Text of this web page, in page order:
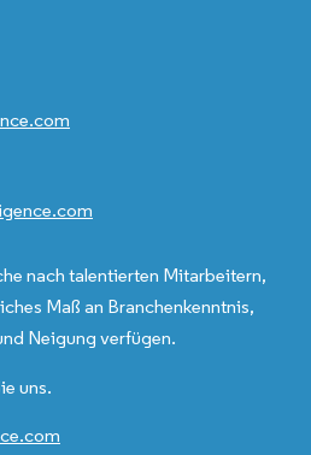
nach talentierten Mitarbeitern,
Maß an Branchenkenntnis,
Neigung verfügen.
uns.